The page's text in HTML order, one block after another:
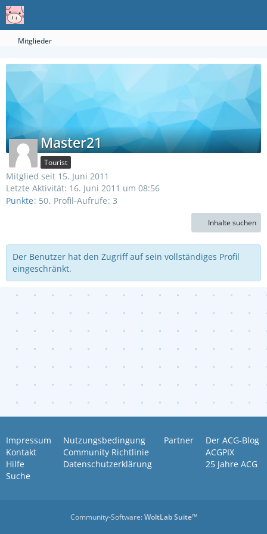
Mitglieder
Master21
Tourist
Mitglied seit 15. Juni 2011
Letzte Aktivität: 16. Juni 2011 um 08:56
Punkte 50 Profil-Aufrufe 3
Inhalte suchen
Der Benutzer hat den Zugriff auf sein vollständiges Profil
eingeschränkt.
Impressum
Kontakt
Hilfe
Suche
Nutzungsbedingung
Community Richtlinie
Datenschutzerklärung
Partner
Der ACG-Blog
ACGPIX
25 Jahre ACG
Community-Software:WoltLab Suite™